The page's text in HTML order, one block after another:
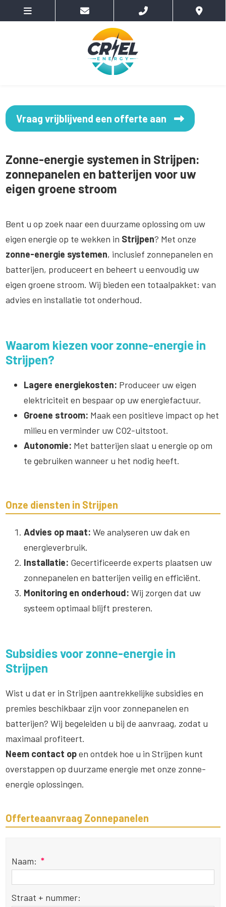
Vraag vrijblijvend een offerte aan
Zonne-energie systemen in Strijpen:
zonnepanelen en batterijen voor uw
eigen groene stroom
Bent u op zoek naar een duurzame oplossing om uw
eigen energie op te wekken in Strijpen? Met onze
zonne-energie systemen, inclusief zonnepanelen en
batterijen, produceert en beheert u eenvoudig uw
eigen groene stroom. Wij bieden een totaalpakket: van
advies en installatie tot onderhoud.
Waarom kiezen voor zonne-energie in
Strijpen?
Lagere energiekosten: Produceer uw eigen
elektriciteit en bespaar op uw energiefactuur.
Groene stroom: Maak een positieve impact op het
milieu en verminder uw CO2-uitstoot.
Autonomie: Met batterijen slaat u energie op om
te gebruiken wanneer u het nodig heeft.
Onze diensten in Strijpen
Advies op maat: We analyseren uw dak en
energieverbruik.
Installatie: Gecertificeerde experts plaatsen uw
zonnepanelen en batterijen veilig en efficiënt.
Monitoring en onderhoud: Wij zorgen dat uw
systeem optimaal blijft presteren.
Subsidies voor zonne-energie in
Strijpen
Wist u dat er in Strijpen aantrekkelijke subsidies en
premies beschikbaar zijn voor zonnepanelen en
batterijen? Wij begeleiden u bij de aanvraag, zodat u
maximaal profiteert.
Neem contact open ontdek hoe u in Strijpen kunt
overstappen op duurzame energie met onze zonne-
energie oplossingen.
Offerteaanvraag Zonnepanelen
Naam: *
Straat + nummer: